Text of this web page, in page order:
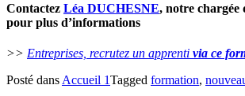
Contactez Léa DUCHESNE, notre chargée
pour plus d’informations
>> Entreprises, recrutez un apprenti via ce
Posté dans Accueil 1Tagged formation,